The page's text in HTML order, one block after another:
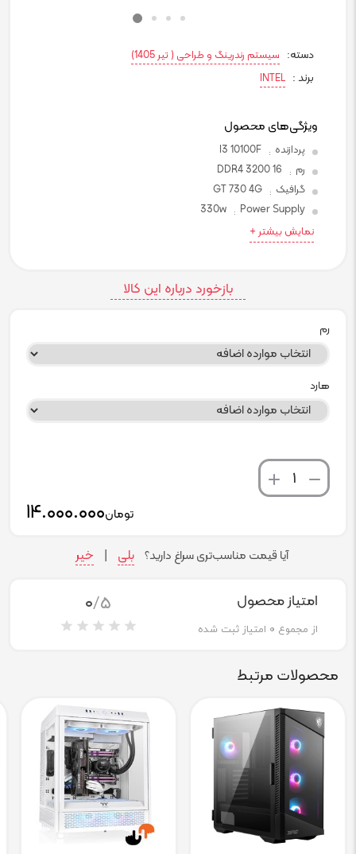
دسته: سیستم رندرینگ و طراحی ( تیر 1405)
برند : INTEL
ویژگی‌های محصول
پردازنده :
I3 10100F
رم :
16 DDR4 3200
گرافیک :
GT 730 4G
Power Supply
:
330w
نمایش بیشتر +
بازخورد درباره این کالا
رم
هارد
تومان۱۴.۰۰۰.۰۰۰
آیا قیمت مناسب‌تری سراغ دارید؟ بلی خیر
امتیاز محصول
از مجموع 0 امتیاز ثبت شده
0/5
محصولات مرتبط